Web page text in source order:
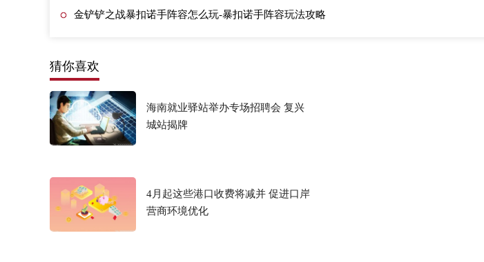
金铲铲之战暴扣诺手阵容怎么玩-暴扣诺手阵容玩法攻略
猜你喜欢
海南就业驿站举办专场招聘会 复兴
城站揭牌
4月起这些港口收费将减并 促进口岸
营商环境优化